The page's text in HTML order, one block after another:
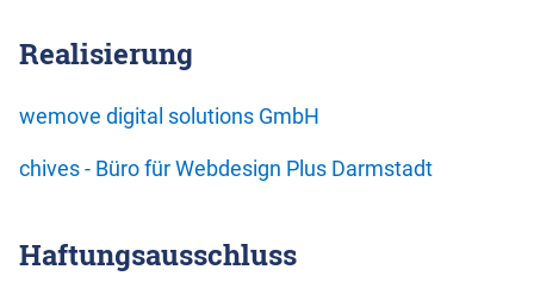
Realisierung
wemove digital solutions GmbH
chives - Büro für Webdesign Plus Darmstadt
Haftungsausschluss